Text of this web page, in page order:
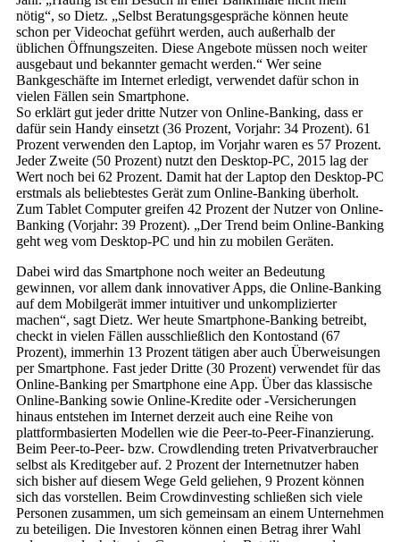
nötig“, so Dietz. „Selbst Beratungsgespräche können heute
schon per Videochat geführt werden, auch außerhalb der
üblichen Öffnungszeiten. Diese Angebote müssen noch weiter
ausgebaut und bekannter gemacht werden.“ Wer seine
Bankgeschäfte im Internet erledigt, verwendet dafür schon in
vielen Fällen sein Smartphone.
So erklärt gut jeder dritte Nutzer von Online-Banking, dass er
dafür sein Handy einsetzt (36 Prozent, Vorjahr: 34 Prozent). 61
Prozent verwenden den Laptop, im Vorjahr waren es 57 Prozent.
Jeder Zweite (50 Prozent) nutzt den Desktop-PC, 2015 lag der
Wert noch bei 62 Prozent. Damit hat der Laptop den Desktop-PC
erstmals als beliebtestes Gerät zum Online-Banking überholt.
Zum Tablet Computer greifen 42 Prozent der Nutzer von Online-
Banking (Vorjahr: 39 Prozent). „Der Trend beim Online-Banking
geht weg vom Desktop-PC und hin zu mobilen Geräten.
Dabei wird das Smartphone noch weiter an Bedeutung
gewinnen, vor allem dank innovativer Apps, die Online-Banking
auf dem Mobilgerät immer intuitiver und unkomplizierter
machen“, sagt Dietz. Wer heute Smartphone-Banking betreibt,
checkt in vielen Fällen ausschließlich den Kontostand (67
Prozent), immerhin 13 Prozent tätigen aber auch Überweisungen
per Smartphone. Fast jeder Dritte (30 Prozent) verwendet für das
Online-Banking per Smartphone eine App. Über das klassische
Online-Banking sowie Online-Kredite oder -Versicherungen
hinaus entstehen im Internet derzeit auch eine Reihe von
plattformbasierten Modellen wie die Peer-to-Peer-Finanzierung.
Beim Peer-to-Peer- bzw. Crowdlending treten Privatverbraucher
selbst als Kreditgeber auf. 2 Prozent der Internetnutzer haben
sich bisher auf diesem Wege Geld geliehen, 9 Prozent können
sich das vorstellen. Beim Crowdinvesting schließen sich viele
Personen zusammen, um sich gemeinsam an einem Unternehmen
zu beteiligen. Die Investoren können einen Betrag ihrer Wahl